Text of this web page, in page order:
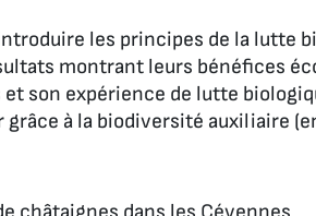
les principes de la
montrant leurs bénéfices
son expérience de lutte
grâce à la biodiversité auxiliaire